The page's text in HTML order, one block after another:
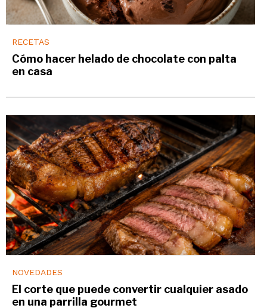
RECETAS
Cómo hacer helado de chocolate con palta
en casa
NOVEDADES
El corte que puede convertir cualquier asado
en una parrilla gourmet